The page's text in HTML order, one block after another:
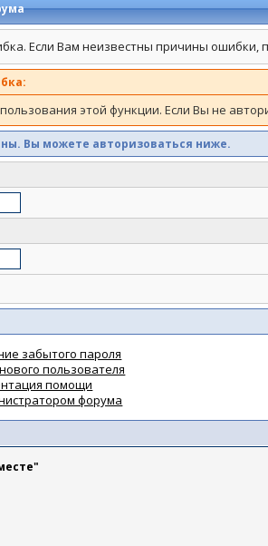
Если Вам неизвестны причины ошибки,
этой функции. Если Вы не
Вы можете авторизоваться ниже.
забытого пароля
пользователя
помощи
форума